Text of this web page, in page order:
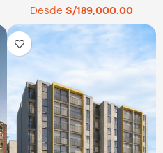
Desde S/189,000.00